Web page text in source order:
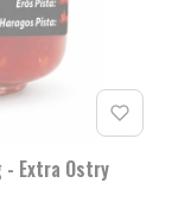
- Extra Ostry